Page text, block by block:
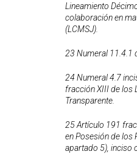
Lineamiento
colaboración en
(LCMSJ).
23 Numeral 11.4.1
24 Numeral 4.7
fracción XIII de los
Transparente.
25 Artículo 191
en Posesión de los
apartado 5), inciso